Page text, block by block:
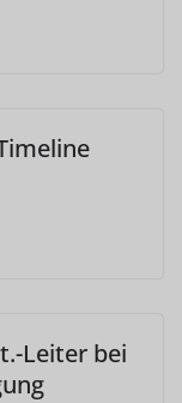
Leiter bei